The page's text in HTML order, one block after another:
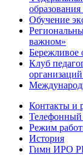
Обучение
важном»
Бережливое
Клуб
Контакты и
Телефонный
Режим
История
Гимн ИРО